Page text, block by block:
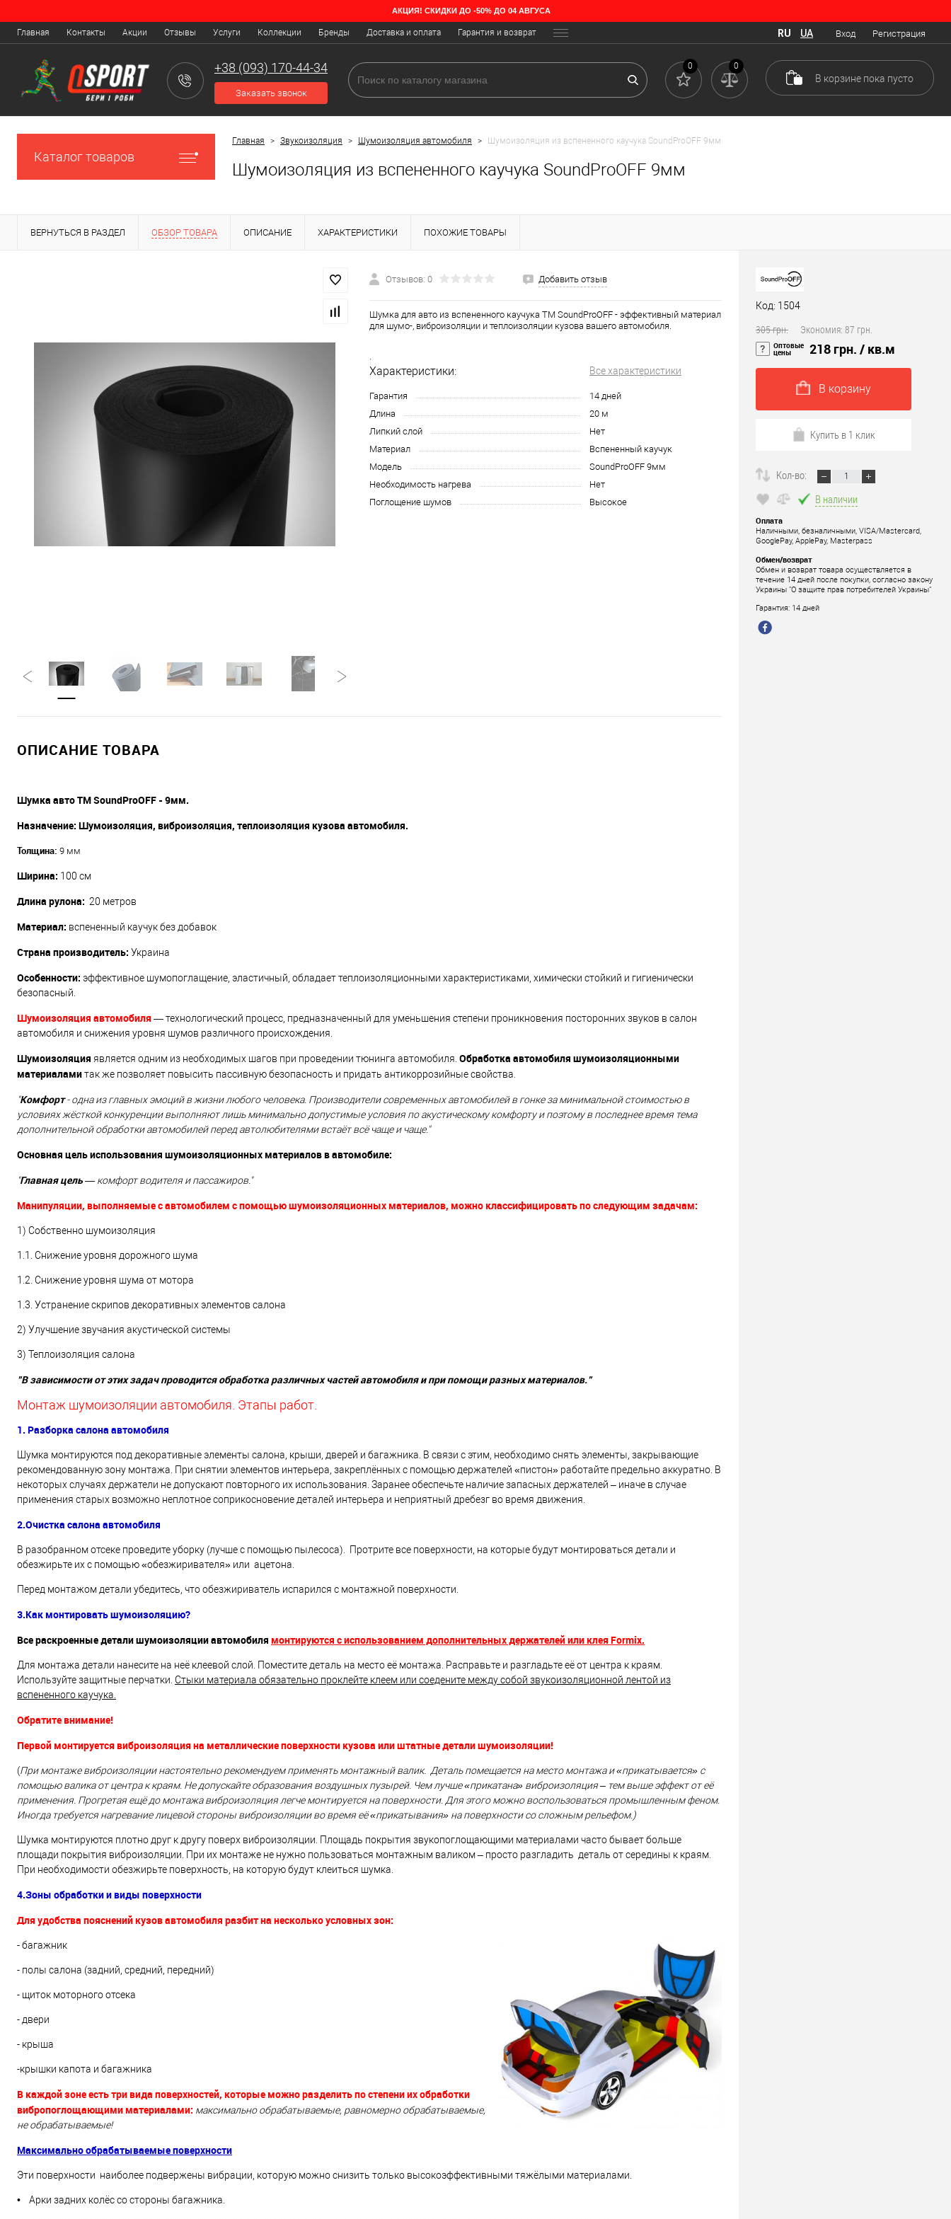
АКЦИЯ! СКИДКИ ДО -50% ДО 04 АВГУСА
Главная Контакты Акции Отзывы Услуги Коллекции Бренды Доставка и оплата Гарантия и возврат Вход Регистрация
RU UA
+38 (093) 170-44-34
Заказать звонок
0 0
В корзине пока пусто
Каталог товаров
Главная > Звукоизоляция > Шумоизоляция автомобиля > Шумоизоляция из вспененного каучука SoundProOFF 9мм
Шумоизоляция из вспененного каучука SoundProOFF 9мм
ВЕРНУТЬСЯ В РАЗДЕЛ ОБЗОР ТОВАРА ОПИСАНИЕ ХАРАКТЕРИСТИКИ ПОХОЖИЕ ТОВАРЫ
Отзывов: 0 Добавить отзыв
Шумка для авто из вспененного каучука ТМ SoundProOFF - эффективный материал
для шумо-, виброизоляции и теплоизоляции кузова вашего автомобиля.
Характеристики: Все характеристики
Гарантия
14 дней
Длина
20 м
Липкий слой
Нет
Материал
Вспененный каучук
Модель
SoundProOFF 9мм
Необходимость нагрева
Нет
Поглощение шумов
Высокое
ОПИСАНИЕ ТОВАРА
Шумка авто ТМ SoundProOFF ​- 9мм.
Назначение: Шумоизоляция, виброизоляция, теплоизоляция кузова автомобиля.
Толщина: 9 мм
Ширина: 100 см
Длина рулона: 20 метров
Материал: вспененный каучук без добавок
Страна производитель: Украина
Особенности: эффективное шумопоглащение, эластичный, обладает теплоизоляционными характеристиками, химически стойкий и гигиенически
безопасный.
Шумоизоляция автомобиля — технологический процесс, предназначенный для уменьшения степени проникновения посторонних звуков в салон
автомобиля и снижения уровня шумов различного происхождения.
Шумоизоляция является одним из необходимых шагов при проведении тюнинга автомобиля. Обработка автомобиля шумоизоляционными
материаламитак же позволяет повысить пассивную безопасность и придать антикоррозийные свойства.
"Комфорт- одна из главных эмоций в жизни любого человека. Производители современных автомобилей в гонке за минимальной стоимостью в
условиях жёсткой конкуренции выполняют лишь минимально допустимые условия по акустическому комфорту и поэтому в последнее время тема
дополнительной обработки автомобилей перед автолюбителями встаёт всё чаще и чаще."
Основная цель использования шумоизоляционных материалов в автомобиле:
"Главная цель— комфорт водителя и пассажиров."
Манипуляции, выполняемые с автомобилем с помощью шумоизоляционных материалов, можно классифицировать по следующим задачам:
1) Собственно шумоизоляция
1.1. Снижение уровня дорожного шума
1.2. Снижение уровня шума от мотора
1.3. Устранение скрипов декоративных элементов салона
2) Улучшение звучания акустической системы
3) Теплоизоляция салона
"В зависимости от этих задач проводится обработка различных частей автомобиля и при помощи разных материалов."
Монтаж шумоизоляции автомобиля. Этапы работ.
1. Разборка салона автомобиля
Шумка монтируются под декоративные элементы салона, крыши, дверей и багажника. В связи с этим, необходимо снять элементы, закрывающие
рекомендованную зону монтажа. При снятии элементов интерьера, закреплённых с помощью держателей «пистон» работайте предельно аккуратно. В
некоторых случаях держатели не допускают повторного их использования. Заранее обеспечьте наличие запасных держателей – иначе в случае
применения старых возможно неплотное соприкосновение деталей интерьера и неприятный дребезг во время движения.
2.Очистка салона автомобиля
В разобранном отсеке проведите уборку (лучше с помощью пылесоса). Протрите все поверхности, на которые будут монтироваться детали и
обезжирьте их с помощью «обезжиривателя» или ацетона.
Перед монтажом детали убедитесь, что обезжириватель испарился с монтажной поверхности.
3.Как монтировать шумоизоляцию?
Все раскроенные детали шумоизоляции автомобиля монтируются с использованием дополнительных держателей или клея Formix.
Для монтажа детали нанесите на неё клеевой слой. Поместите деталь на место её монтажа. Расправьте и разгладьте её от центра к краям.
Используйте защитные перчатки. Стыки материала обязательно проклейте клеем или соедените между собой звукоизоляционной лентой из
вспененного каучука.
Обратите внимание!
Первой монтируется виброизоляция на металлические поверхности кузова или штатные детали шумоизоляции!
(При монтаже виброизоляции настоятельно рекомендуем применять монтажный валик. Деталь помещается на место монтажа и «прикатывается» с
помощью валика от центра к краям. Не допускайте образования воздушных пузырей. Чем лучше «прикатана» виброизоляция – тем выше эффект от её
применения. Прогретая ещё до монтажа виброизоляция легче монтируется на поверхности. Для этого можно воспользоваться промышленным феном.
Иногда требуется нагревание лицевой стороны виброизоляции во время её «прикатывания» на поверхности со сложным рельефом.)
Шумка монтируются плотно друг к другу поверх виброизоляции. Площадь покрытия звукопоглощающими материалами часто бывает больше
площади покрытия виброизоляции. При их монтаже не нужно пользоваться монтажным валиком – просто разгладить деталь от середины к краям.
При необходимости обезжирьте поверхность, на которую будут клеиться шумка.
4.Зоны обработки и виды поверхности
Для удобства пояснений кузов автомобиля разбит на несколько условных зон:
- багажник
- полы салона (задний, средний, передний)
- щиток моторного отсека
- двери
- крыша
-крышки капота и багажника
В каждой зоне есть три вида поверхностей, которые можно разделить по степени их обработки
вибропоглощающими материалами: максимально обрабатываемые, равномерно обрабатываемые,
не обрабатываемые!
Максимально обрабатываемые поверхности
Эти поверхности наиболее подвержены вибрации, которую можно снизить только высокоэффективными тяжёлыми материалами.
• Арки задних колёс со стороны багажника.
Код: 1504
305 грн. Экономия: 87 грн.
Оптовые
цены 218 грн. / кв.м
В корзину
Купить в 1 клик
Кол-во:
В наличии
Оплата
Наличными, безналичными, VISA/Mastercard,
GooglePay, ApplePay, Masterpass
Обмен/возврат
Обмен и возврат товара осуществляется в
течение 14 дней после покупки, согласно закону
Украины "О защите прав потребителей Украины"
Гарантия: 14 дней